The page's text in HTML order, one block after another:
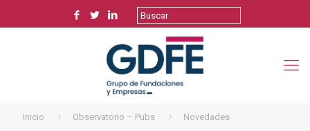
Inicio Observatorio – Pubs Novedades